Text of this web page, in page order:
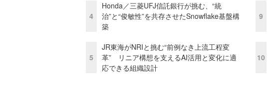
4
Honda／三菱UFJ信託銀行が挑む、“統
治”と“俊敏性”を共存させたSnowflake基盤構
築
5
JR東海がNRIと挑む“前例なき上流工程変
革” リニア構想を支えるAI活用と変化に適
応できる組織設計
9
10